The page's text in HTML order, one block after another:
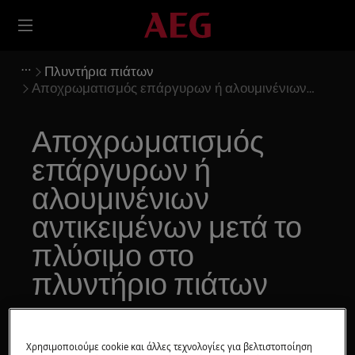
Πλυντήρια πιάτων
Αποχρωματισμός επάργυρων ή αλουμινένιων
Αποχρωματισμός
επάργυρων ή
αλουμινένιων
αντικειμένων μετά το
πλύσιμο στο
πλυντήριο πιάτων
Χρησιμοποιούμε cookie και άλλες τεχνολογίες για βελτιστοποίηση